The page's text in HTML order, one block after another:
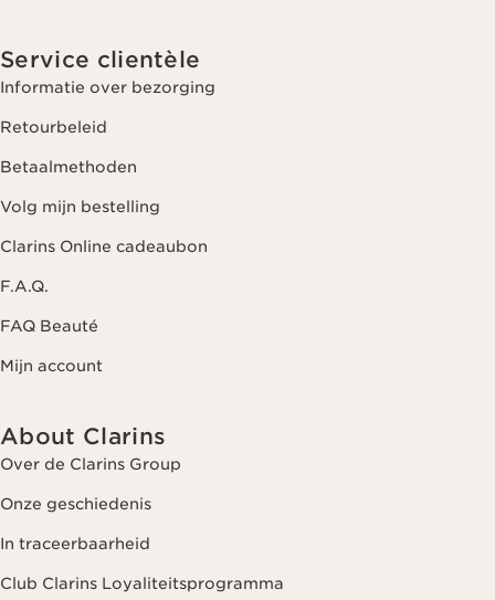
Service clientèle
Informatie over bezorging
Retourbeleid
Betaalmethoden
Volg mijn bestelling
Clarins Online cadeaubon
F.A.Q.
FAQ Beauté
Mijn account
About Clarins
Over de Clarins Group
Onze geschiedenis
In traceerbaarheid
Club Clarins Loyaliteitsprogramma